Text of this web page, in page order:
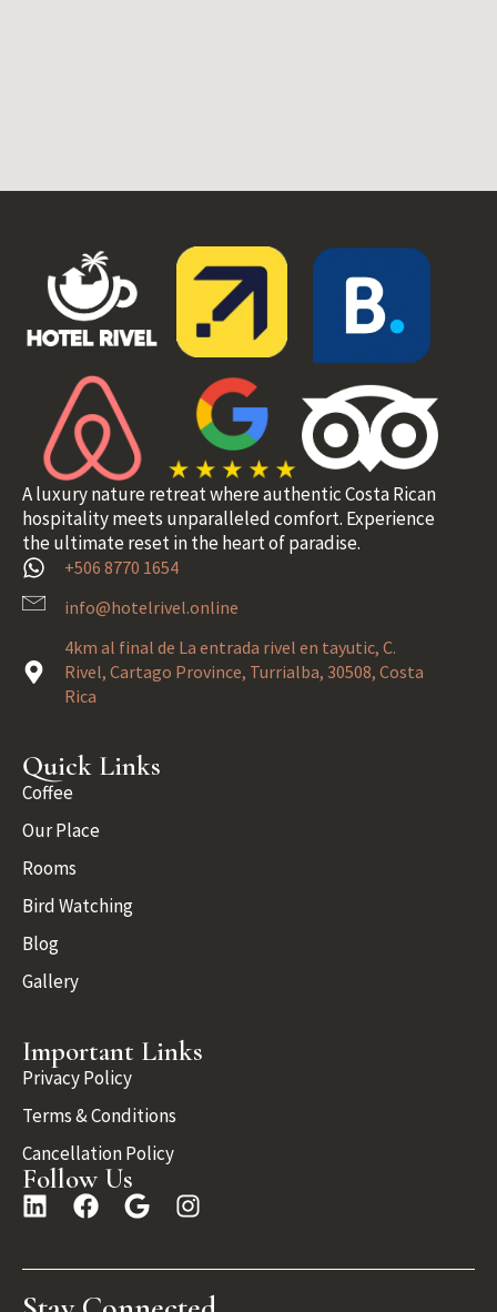
A luxury nature retreat where authentic Costa Rican
hospitality meets unparalleled comfort. Experience
the ultimate reset in the heart of paradise.
+506 8770 1654
info@hotelrivel.online
4km al final de La entrada rivel en tayutic, C.
Rivel, Cartago Province, Turrialba, 30508, Costa
Rica
Quick Links
Coffee
Our Place
Rooms
Bird Watching
Blog
Gallery
Important Links
Privacy Policy
Terms & Conditions
Cancellation Policy
Follow Us